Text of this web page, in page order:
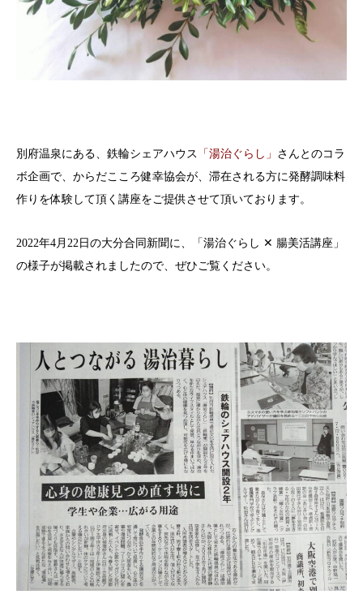
別府温泉にある、鉄輪シェアハウス 「湯治ぐらし」 さんとのコラ
ボ企画で、からだこころ健幸協会が、滞在される方に発酵調味料
作りを体験して頂く講座をご提供させて頂いております。
2022年4月22日の大分合同新聞に、「湯治ぐらし ✕ 腸美活講座」
の様子が掲載されましたので、ぜひご覧ください。